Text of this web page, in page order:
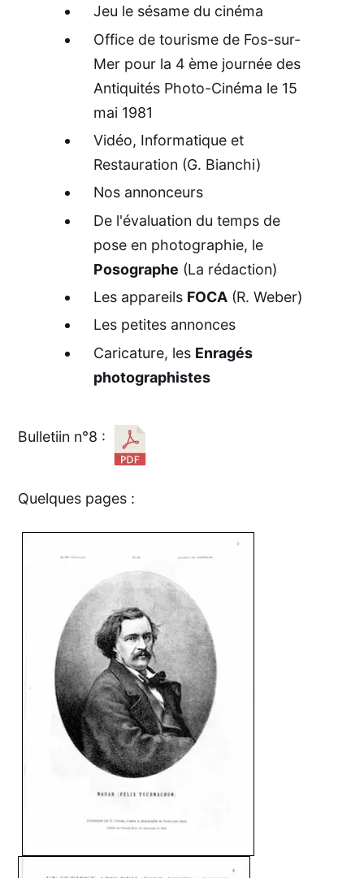
Jeu le sésame du cinéma
Office de tourisme de Fos-sur-
Mer pour la 4 ème journée des
Antiquités Photo-Cinéma le 15
mai 1981
Vidéo, Informatique et
Restauration (G. Bianchi)
Nos annonceurs
De l'évaluation du temps de
pose en photographie, le
Posographe (La rédaction)
Les appareils FOCA (R. Weber)
Les petites annonces
Caricature, les Enragés
photographistes
Bulletiin n°8 :
Quelques pages :